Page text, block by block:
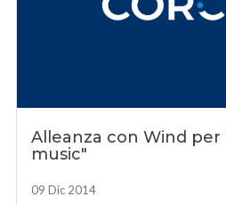
Alleanza con Wind per
music"
09 Dic 2014